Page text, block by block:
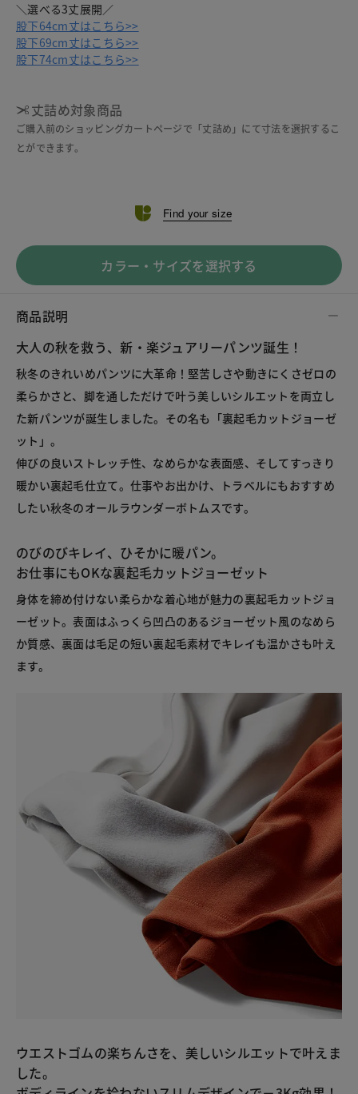
＼選べる3丈展開／
股下64cm丈はこちら>>
股下69cm丈はこちら>>
股下74cm丈はこちら>>
丈詰め対象商品
ご購入前のショッピングカートページで「丈詰め」にて寸法を選択するこ
とができます。
Find your size
カラー・サイズを選択する
商品説明
大人の秋を救う、新・楽ジュアリーパンツ誕生！
秋冬のきれいめパンツに大革命！堅苦しさや動きにくさゼロの
柔らかさと、脚を通しただけで叶う美しいシルエットを両立し
た新パンツが誕生しました。その名も「裏起毛カットジョーゼ
ット」。
伸びの良いストレッチ性、なめらかな表面感、そしてすっきり
暖かい裏起毛仕立て。仕事やお出かけ、トラベルにもおすすめ
したい秋冬のオールラウンダーボトムスです。
のびのびキレイ、ひそかに暖パン。
お仕事にもOKな裏起毛カットジョーゼット
身体を締め付けない柔らかな着心地が魅力の裏起毛カットジョ
ーゼット。表面はふっくら凹凸のあるジョーゼット風のなめら
か質感、裏面は毛足の短い裏起毛素材でキレイも温かさも叶え
ます。
ウエストゴムの楽ちんさを、美しいシルエットで叶えま
した。